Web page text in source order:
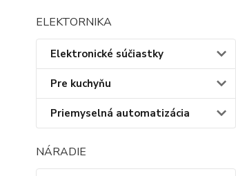
ELEKTORNIKA
Elektronické súčiastky
Pre kuchyňu
Priemyselná automatizácia
NÁRADIE